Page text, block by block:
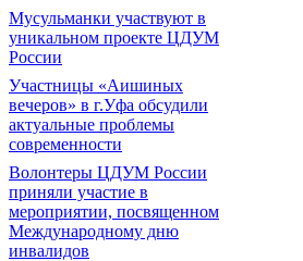
Мусульманки участвуют в
уникальном проекте ЦДУМ
России
Участницы «Аишиных
вечеров» в г.Уфа обсудили
актуальные проблемы
современности
Волонтеры ЦДУМ России
приняли участие в
мероприятии, посвященном
Международному дню
инвалидов